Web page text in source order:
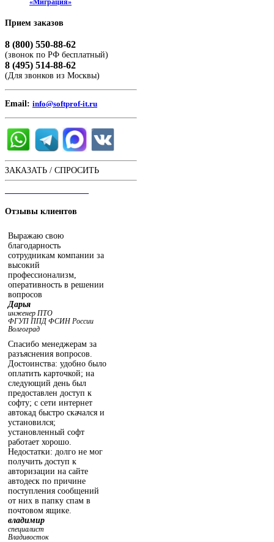
«Миграция»
Прием заказов
8 (800) 550-88-62
(звонок по РФ бесплатный)
8 (495) 514-88-62
(Для звонков из Москвы)
Email: info@softprof-it.ru
ЗАКАЗАТЬ / СПРОСИТЬ
Отзывы клиентов
Выражаю свою
благодарность
сотрудникам компании за
высокий
профессионализм,
оперативность в решении
вопросов
Дарья
инженер ПТО
ФГУП ППД ФСИН России
Волгоград
Спасибо менеджерам за
разъяснения вопросов.
Достоинства: удобно было
оплатить карточкой; на
следующий день был
предоставлен доступ к
софту; с сети интернет
автокад быстро скачался и
установился;
установленный софт
работает хорошо.
Недостатки: долго не мог
получить доступ к
авторизации на сайте
автодеск по причине
поступления сообщений
от них в папку спам в
почтовом ящике.
владимир
специалист
Владивосток